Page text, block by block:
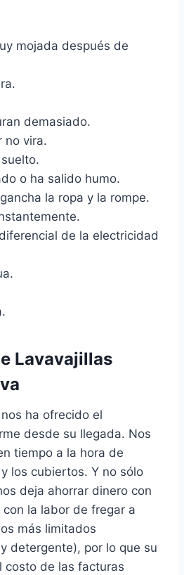
mojada después de
demasiado.
no vira.
o ha salido humo.
la ropa y la rompe.
de la electricidad
Lavavajillas
ha ofrecido el
desde su llegada. Nos
tiempo a la hora de
los cubiertos. Y no sólo
deja ahorrar dinero con
la labor de fregar a
más limitados
detergente), por lo que su
costo de las facturas